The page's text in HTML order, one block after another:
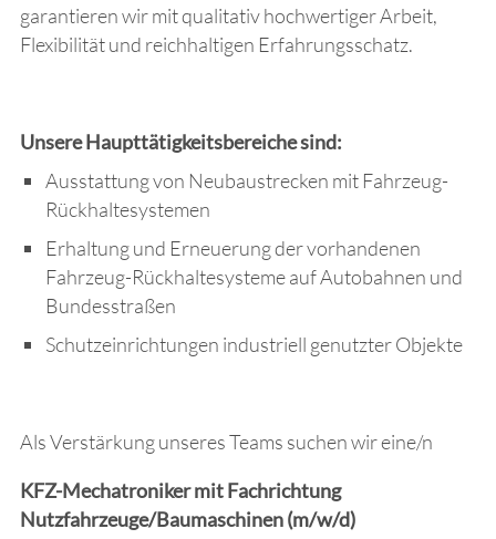
garantieren wir mit qualitativ hochwertiger Arbeit,
Flexibilität und reichhaltigen Erfahrungsschatz.
Unsere Haupttätigkeitsbereiche sind:
Ausstattung von Neubaustrecken mit Fahrzeug-
Rückhaltesystemen
Erhaltung und Erneuerung der vorhandenen
Fahrzeug-Rückhaltesysteme auf Autobahnen und
Bundesstraßen
Schutzeinrichtungen industriell genutzter Objekte
Als Verstärkung unseres Teams suchen wir eine/n
KFZ-Mechatroniker mit Fachrichtung
Nutzfahrzeuge/Baumaschinen (m/w/d)